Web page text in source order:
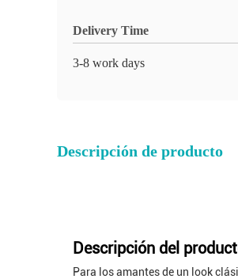
Delivery Time
3-8 work days
Descripción de producto
Descripción del
Para los amantes de un look